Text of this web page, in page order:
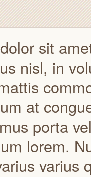
sit
nisl, in
at
porta
lorem.
varius